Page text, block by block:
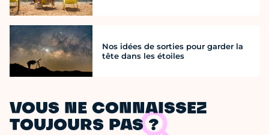
Nos idées de sorties pour garder la
tête dans les étoiles
VOUS NE CONNAISSEZ
TOUJOURS PAS ?